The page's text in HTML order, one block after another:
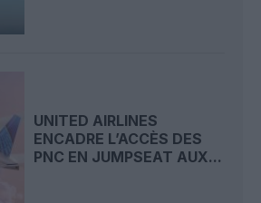
UNITED AIRLINES
ENCADRE L’ACCÈS DES
PNC EN JUMPSEAT AUX...